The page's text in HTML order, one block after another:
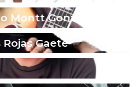
Montt González
Gaete